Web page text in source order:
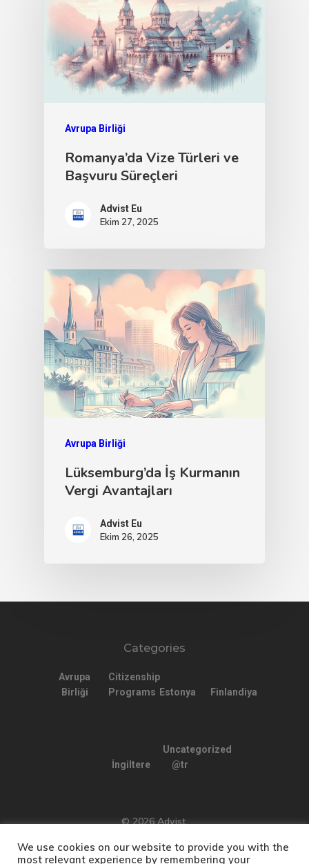
Avrupa Birliği
Romanya’da Vize Türleri ve
Başvuru Süreçleri
Advist Eu
Ekim 27, 2025
Avrupa Birliği
Lüksemburg’da İş Kurmanın
Vergi Avantajları
Advist Eu
Ekim 26, 2025
Categories
Avrupa
Birliği
Citizenship
Programs Estonya Finlandiya
İngiltere
Uncategorized
@tr
© 2026 Advist.
We use cookies on our website to provide you with the
most relevant experience by remembering your